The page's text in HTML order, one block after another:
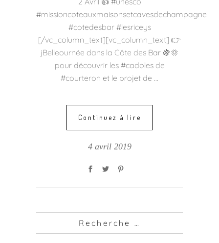
#missioncoteauxmaisonsetcavesdechampagne
#cotedesbar #lesriceys
[/vc_column_text][vc_column_text] 👉
jBelleournée dans la Côte des Bar 🍇🌞
pour découvrir les #cadoles de
#courteron et le projet de
Continuez à lire
4 avril 2019
Recherche …